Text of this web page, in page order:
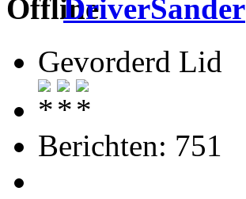
DriverSander
Gevorderd Lid
Berichten: 751